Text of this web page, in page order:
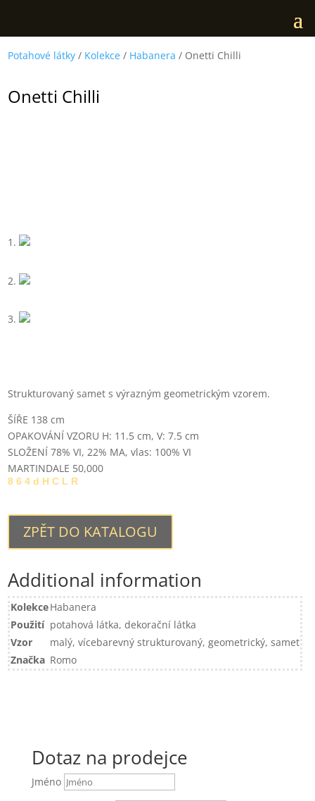
Potahové látky / Kolekce / Habanera / Onetti Chilli
Onetti Chilli
Strukturovaný samet s výrazným geometrickým vzorem.
ŠÍŘE 138 cm
OPAKOVÁNÍ VZORU H: 11.5 cm, V: 7.5 cm
SLOŽENÍ 78% VI, 22% MA, vlas: 100% VI
MARTINDALE 50,000
8 6 4 d H C L R
ZPĚT DO KATALOGU
Additional information
KolekceHabanera
Použití potahová látka, dekorační látka
Vzor
malý, vícebarevný strukturovaný, geometrický, samet
Značka Romo
Dotaz na prodejce
Jméno